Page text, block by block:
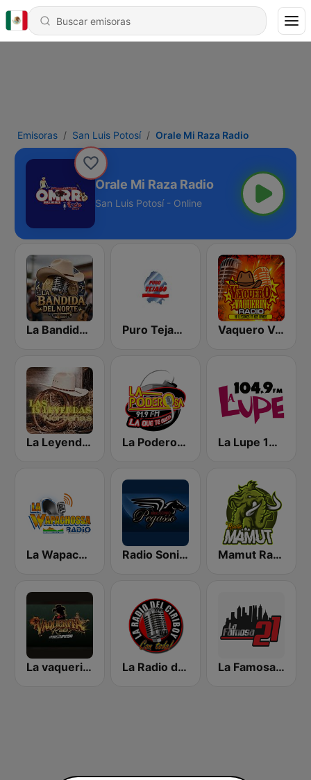
Emisoras San Luis Potosí Orale Mi Raza Radio
Orale Mi Raza Radio
San Luis Potosí - Online
La Bandida del Norte Puro Tejano de Monclova Vaquero Vaquerin Radio
La Leyenda MX La Poderosa San Luis Potosí La Lupe 104.9 FM | San Luis Potosí
La Wapachossa Radio Radio Sonido Pegasso Mamut Radio
La vaquerita radio La Radio del Ciriboy La Famosa 21